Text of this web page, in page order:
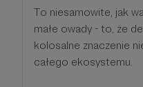
To niesamowite, jak
małe owady - to, że
kolosalne znaczenie
całego ekosystemu.